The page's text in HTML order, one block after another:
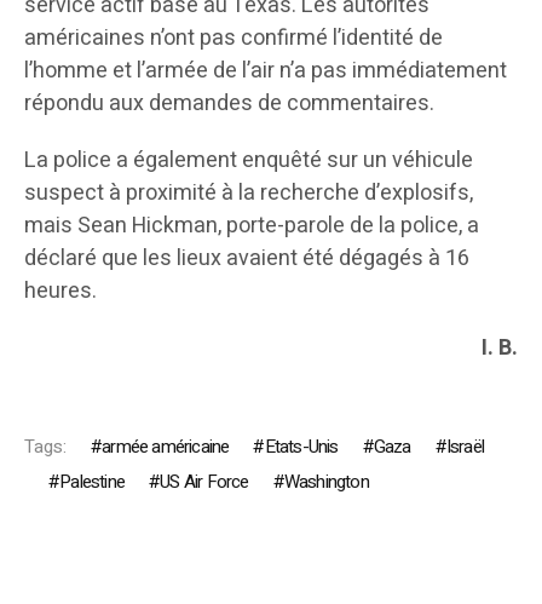
américaines n’ont pas confirmé l’identité de
l’homme et l’armée de l’air n’a pas immédiatement
répondu aux demandes de commentaires.
La police a également enquêté sur un véhicule
suspect à proximité à la recherche d’explosifs,
mais Sean Hickman, porte-parole de la police, a
déclaré que les lieux avaient été dégagés à 16
heures.
I. B.
Tags: armée américaine Etats-Unis Gaza
Israël
Palestine
US Air Force Washington